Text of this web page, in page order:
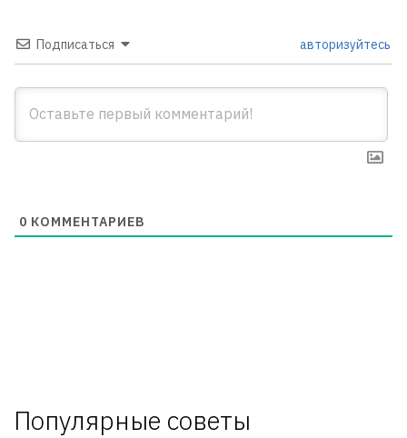
Подписаться авторизуйтесь
0 КОММЕНТАРИЕВ
Популярные советы